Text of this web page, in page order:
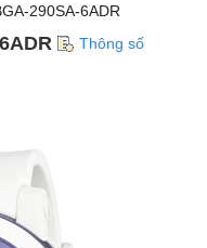
290SA-6ADR
Thông số